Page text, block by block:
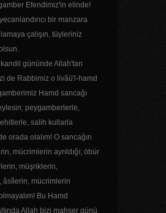
Efendimiz'in elinde!
bir manzara
çalışın, tüyleriniz
gününde Allah'tan
de Rabbimiz o livâü'l-hamd
Hamd sancağı
peygamberlerle,
salih kullarla
orada olalım! O sancağın
mücrimlerin ayrıldığı; öbür
müşriklerin,
âsîlerin, mücrimlerin
Bu Hamd
Allah bizi mahşer günü